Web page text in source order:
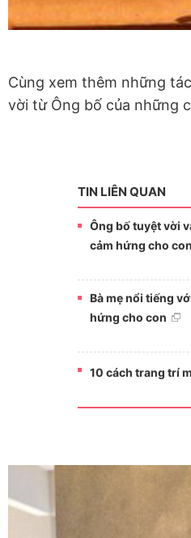
Cùng xem thêm những
vời từ Ông bố của những
TIN LIÊN QUAN
Ông bố tuyệt vời
cảm hứng cho con
Bà mẹ nổi tiếng
hứng cho con
10 cách trang trí